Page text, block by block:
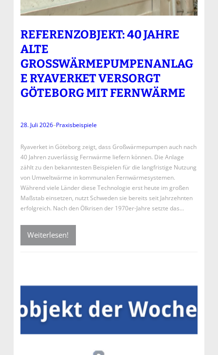
REFERENZOBJEKT: 40 JAHRE
ALTE
GROSSWÄRMEPUMPENANLAGE
RYAVERKET VERSORGT G
ÖTEBORG MIT FERNWÄRME
28. Juli 2026–Praxisbeispiele
Ryaverket in Göteborg zeigt, dass Großwärmepumpen auch nach
40 Jahren zuverlässig Fernwärme liefern können. Die Anlage
zählt zu den bekanntesten Beispielen für die langfristige Nutzung
von Umweltwärme in kommunalen Fernwärmesystemen.
Während viele Länder diese Technologie erst heute im großen
Maßstab einsetzen, nutzt Schweden sie bereits seit Jahrzehnten
erfolgreich. Nach den Ölkrisen der 1970er-Jahre setzte das…
Weiterlesen!